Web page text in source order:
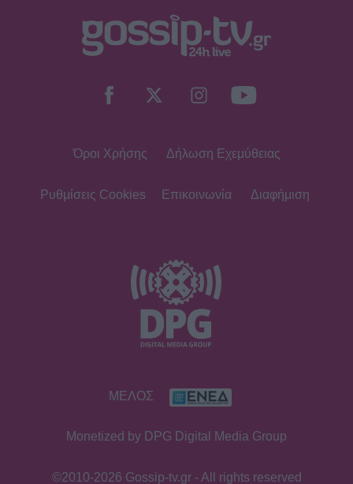
Όροι Χρήσης Δήλωση Εχεμύθειας
Ρυθμίσεις Cookies Επικοινωνία Διαφήμιση
ΜΕΛΟΣ
Monetized by DPG Digital Media Group
©2010-2026 Gossip-tv.gr - All rights reserved